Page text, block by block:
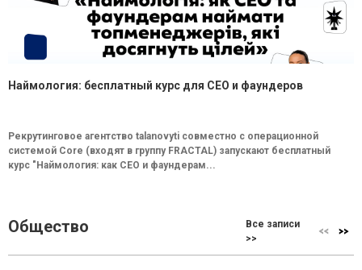
Наймология: бесплатный курс для CEO и фаундеров
Рекрутинговое агентство talanovyti совместно с операционной
системой Core (входят в группу FRACTAL) запускают бесплатный
курс "Наймология: как СEO и фаундерам...
Общество
Все записи
>>